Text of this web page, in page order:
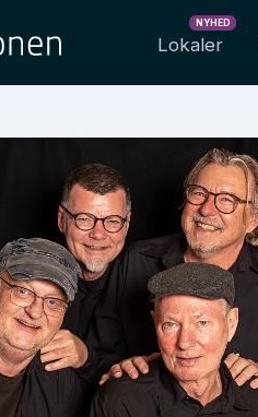
Lokaler
NYHED